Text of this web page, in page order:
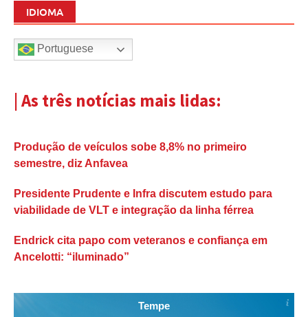
IDIOMA
Portuguese
| As três notícias mais lidas:
Produção de veículos sobe 8,8% no primeiro
semestre, diz Anfavea
Presidente Prudente e Infra discutem estudo para
viabilidade de VLT e integração da linha férrea
Endrick cita papo com veteranos e confiança em
Ancelotti: “iluminado”
Tempe